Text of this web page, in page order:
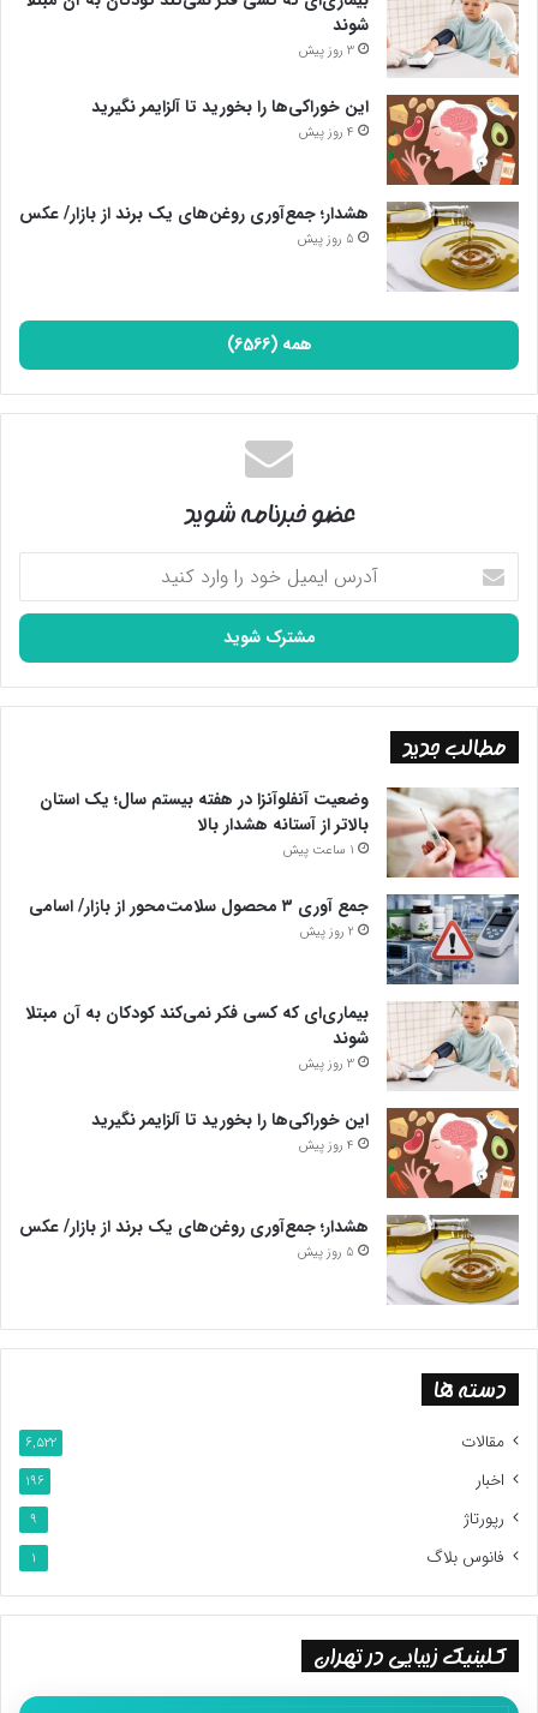
شوند
3 روز پیش
این خوراکی‌ها را بخورید تا آلزایمر نگیرید
4 روز پیش
هشدار؛ جمع‌آوری روغن‌های یک برند از بازار/ عکس
5 روز پیش
همه (6566)
عضو خبرنامه شوید
آدرس
ایمیل
خود
وارد
کنید
مطالب جدید
وضعیت آنفلوآنزا در هفته بیستم سال؛ یک استان
بالاتر از آستانه هشدار بالا
1 ساعت پیش
جمع آوری ۳ محصول سلامت‌محور از بازار/ اسامی
2 روز پیش
بیماری‌ای که کسی فکر نمی‌کند کودکان به آن مبتلا
شوند
3 روز پیش
این خوراکی‌ها را بخورید تا آلزایمر نگیرید
4 روز پیش
هشدار؛ جمع‌آوری روغن‌های یک برند از بازار/ عکس
5 روز پیش
دسته ها
مقالات 6,522
اخبار 196
رپورتاژ 9
فانوس بلاگ 1
کلینیک زیبایی در تهران